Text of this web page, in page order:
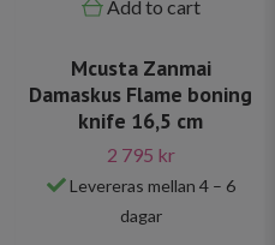
Add to cart
Mcusta Zanmai
Damaskus Flame boning
knife 16,5 cm
2 795 kr
Levereras mellan 4 – 6
dagar